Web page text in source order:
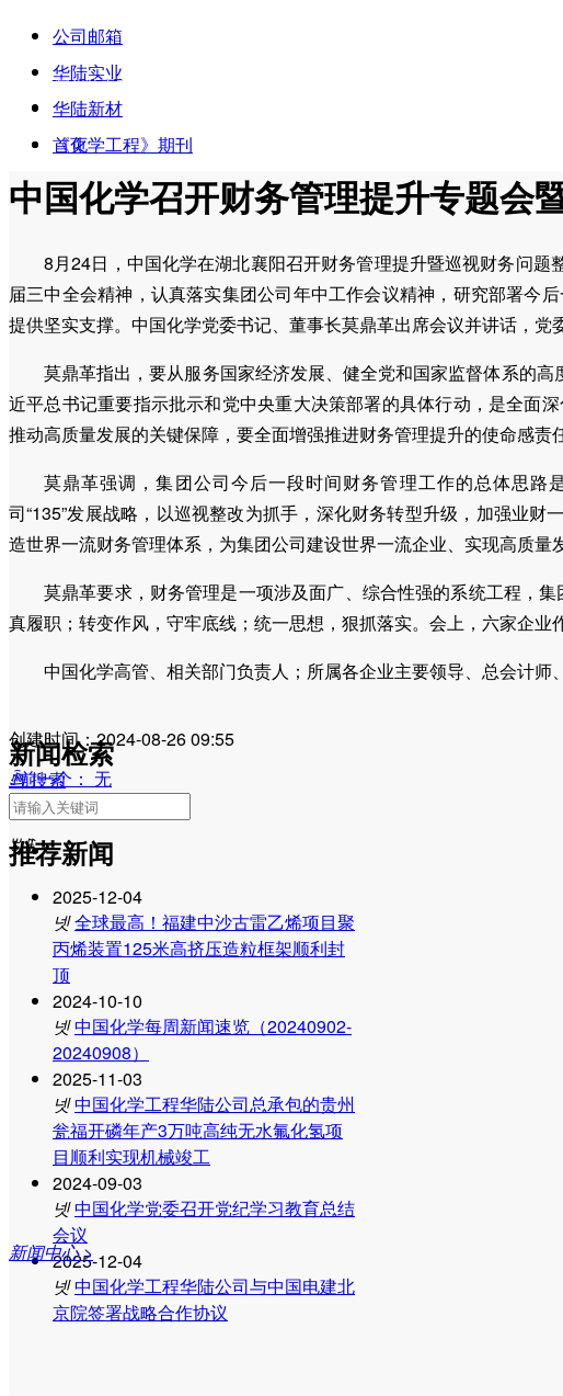
公司邮箱
华陆实业
华陆新材
《化学工程》期刊
欢迎访问华陆工程科技有限责任公司！
首页
关于华陆
新闻中心
公司业务
成果荣誉
企业文化
人才招聘
廉洁合规
信息公开
公司简介
公司领导
发展战略
组织架构
公司资质
联系我们
集团要闻
项目动态
公司新闻
专题报道
中国化学召开财务管理提升专题会
8月24日，中国化学在湖北襄阳召开财务管理提升暨巡视财务问
届三中全会精神，认真落实集团公司年中工作会议精神，研究部署今
提供坚实支撑。中国化学党委书记、董事长莫鼎革出席会议并讲话，党
莫鼎革指出，要从服务国家经济发展、健全党和国家监督体系的
近平总书记重要指示批示和党中央重大决策部署的具体行动，是全面
推动高质量发展的关键保障，要全面增强推进财务管理提升的使命感责
莫鼎革强调，集团公司今后一段时间财务管理工作的总体思
司“135”发展战略，以巡视整改为抓手，深化财务转型升级，加强业
造世界一流财务管理体系，为集团公司建设世界一流企业、实现高质量
莫鼎革要求，财务管理是一项涉及面广、综合性强的系统工程，
真履职；转变作风，守牢底线；统一思想，狠抓落实。会上，六家企业
中国化学高管、相关部门负责人；所属各企业主要领导、总会计师
创建时间：2024-08-2609:55
ꄴ前一个： 无
ꄲ后一个：无
新闻检索
끠搜索
推荐新闻
2025-12-04
넷全球最高！福建中沙古雷乙烯项目聚
丙烯装置125米高挤压造粒框架顺利封
顶
2024-10-10
넷中国化学每周新闻速览（20240902-
20240908）
2025-11-03
넷中国化学工程华陆公司总承包的贵州
瓮福开磷年产3万吨高纯无水氟化氢项
目顺利实现机械竣工
2024-09-03
넷中国化学党委召开党纪学习教育总结
会议
2025-12-04
넷中国化学工程华陆公司与中国电建北
京院签署战略合作协议
新闻中心 >
ꂃꁹ